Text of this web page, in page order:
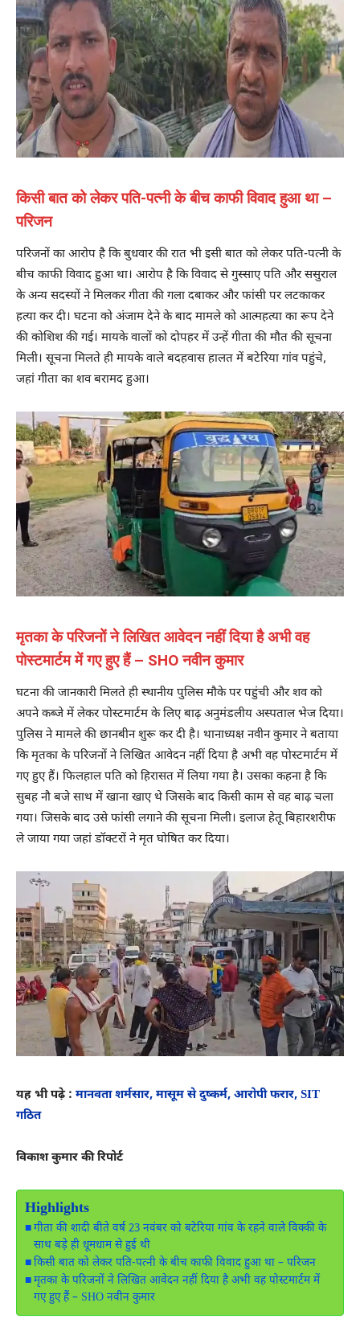
किसी बात को लेकर पति-पत्नी के बीच काफी विवाद हुआ था –
परिजन
परिजनों का आरोप है कि बुधवार की रात भी इसी बात को लेकर पति-पत्नी के
बीच काफी विवाद हुआ था। आरोप है कि विवाद से गुस्साए पति और ससुराल
के अन्य सदस्यों ने मिलकर गीता की गला दबाकर और फांसी पर लटकाकर
हत्या कर दी। घटना को अंजाम देने के बाद मामले को आत्महत्या का रूप देने
की कोशिश की गई। मायके वालों को दोपहर में उन्हें गीता की मौत की सूचना
मिली। सूचना मिलते ही मायके वाले बदहवास हालत में बटेरिया गांव पहुंचे,
जहां गीता का शव बरामद हुआ।
मृतका के परिजनों ने लिखित आवेदन नहीं दिया है अभी वह
पोस्टमार्टम में गए हुए हैं – SHO नवीन कुमार
घटना की जानकारी मिलते ही स्थानीय पुलिस मौके पर पहुंची और शव को
अपने कब्जे में लेकर पोस्टमार्टम के लिए बाढ़ अनुमंडलीय अस्पताल भेज दिया।
पुलिस ने मामले की छानबीन शुरू कर दी है। थानाध्यक्ष नवीन कुमार ने बताया
कि मृतका के परिजनों ने लिखित आवेदन नहीं दिया है अभी वह पोस्टमार्टम में
गए हुए हैं। फिलहाल पति को हिरासत में लिया गया है। उसका कहना है कि
सुबह नौ बजे साथ में खाना खाए थे जिसके बाद किसी काम से वह बाढ़ चला
गया। जिसके बाद उसे फांसी लगाने की सूचना मिली। इलाज हेतू बिहारशरीफ
ले जाया गया जहां डॉक्टरों ने मृत घोषित कर दिया।
यह भी पढ़े : मानवता शर्मसार, मासूम से दुष्कर्म, आरोपी फरार, SIT
गठित
विकाश कुमार की रिपोर्ट
Highlights
गीता की शादी बीते वर्ष 23 नवंबर को बटेरिया गांव के रहने वाले विक्की के
साथ बड़े ही धूमधाम से हुई थी
किसी बात को लेकर पति-पत्नी के बीच काफी विवाद हुआ था – परिजन
मृतका के परिजनों ने लिखित आवेदन नहीं दिया है अभी वह पोस्टमार्टम में
गए हुए हैं – SHO नवीन कुमार